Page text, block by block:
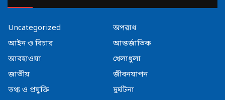
Uncategorized
অপরাধ
আইন ও বিচার
আন্তর্জাতিক
আবহাওয়া
খেলাধুলা
জাতীয়
জীবনযাপন
তথ্য ও প্রযুক্তি
দুর্ঘটনা